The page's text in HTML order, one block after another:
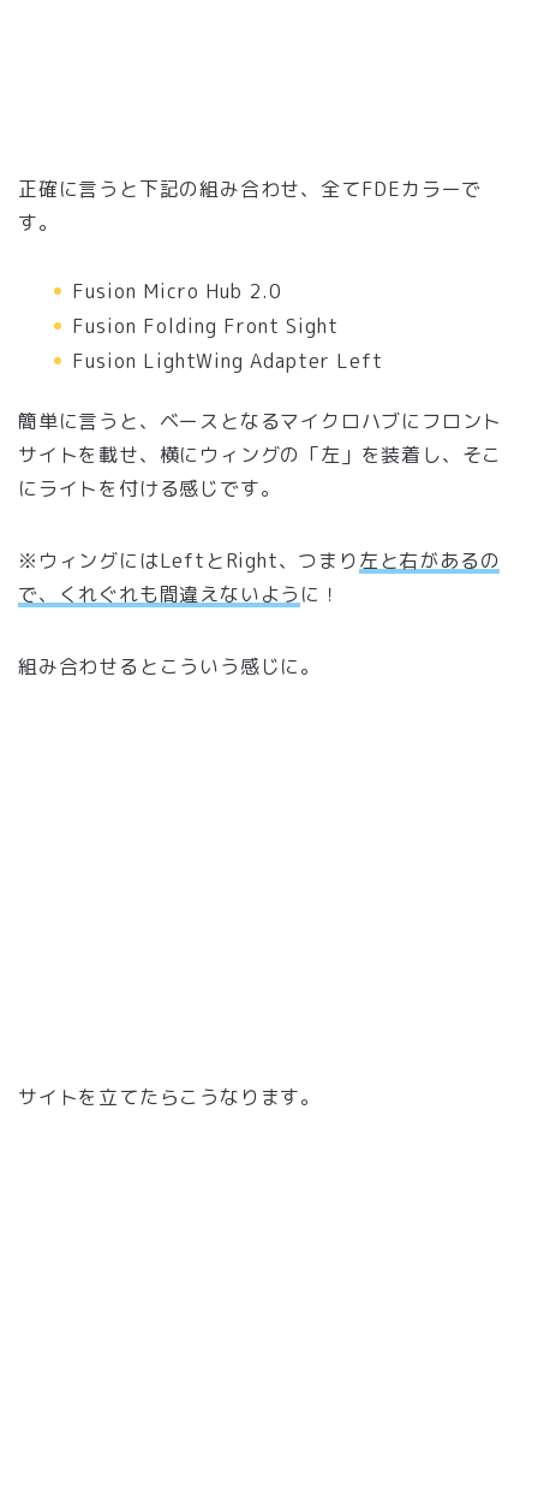
正確に言うと下記の組み合わせ、全てFDEカラーで
す。
Fusion Micro Hub 2.0
Fusion Folding Front Sight
Fusion LightWing Adapter Left
簡単に言うと、ベースとなるマイクロハブにフロント
サイトを載せ、横にウィングの「左」を装着し、そこ
にライトを付ける感じです。
※ウィングにはLeftとRight、つまり左と右があるの
で、くれぐれも間違えないよう に！
組み合わせるとこういう感じに。
サイトを立てたらこうなります。